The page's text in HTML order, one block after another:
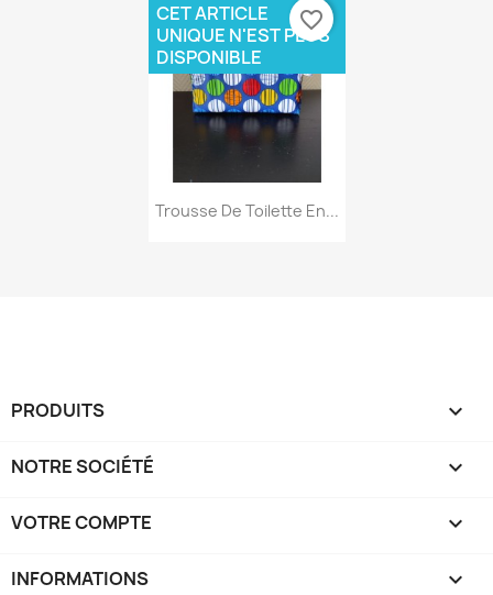
Aperçu rapide
Trousse De Toilette En...
CET ARTICLE
UNIQUE N'EST PLUS
DISPONIBLE
favorite_border
PRODUITS 
NOTRE SOCIÉTÉ 
VOTRE COMPTE 
INFORMATIONS keyboard_arrow_down